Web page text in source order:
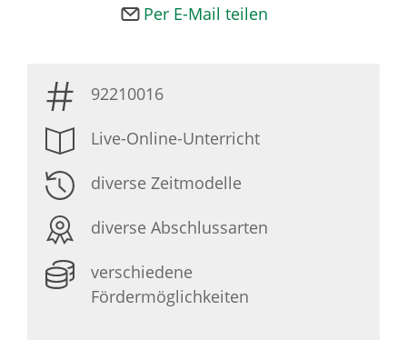
Per E-Mail teilen
92210016
Live-Online-Unterricht
diverse Zeitmodelle
diverse Abschlussarten
verschiedene
Fördermöglichkeiten